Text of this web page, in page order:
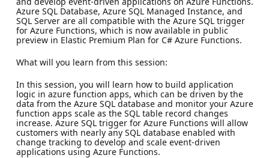
Azure SQL Database, Azure SQL Managed Instance, and
SQL Server are all compatible with the Azure SQL trigger
for Azure Functions, which is now available in public
preview in Elastic Premium Plan for C# Azure Functions.
What will you learn from this session:
In this session, you will learn how to build application
logic in azure function apps, which can be driven by the
data from the Azure SQL database and monitor your Azure
function apps scale as the SQL table record changes
increase. Azure SQL trigger for Azure Functions will allow
customers with nearly any SQL database enabled with
change tracking to develop and scale event-driven
applications using Azure Functions.